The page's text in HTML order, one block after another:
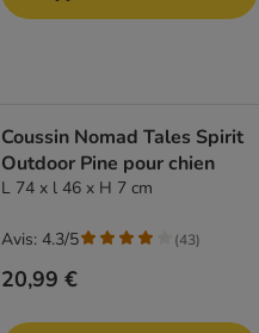
Coussin Nomad Tales Spirit
Outdoor Pine pour chien
L 74 x l 46 x H 7 cm
20,99 €
Avis: 4.3/5 (43)